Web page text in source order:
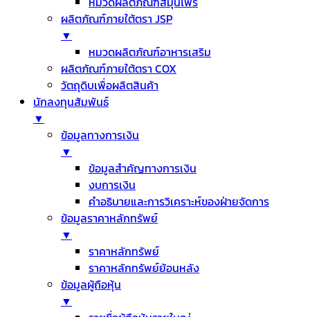
ผลิตภัณฑ์ภายใต้ตรา JSP
▼
หมวดผลิตภัณฑ์อาหารเสริม
ผลิตภัณฑ์ภายใต้ตรา COX
วัตถุดิบเพื่อผลิตสินค้า
นักลงทุนสัมพันธ์
▼
ข้อมูลทางการเงิน
▼
ข้อมูลสำคัญทางการเงิน
งบการเงิน
คำอธิบายและการวิเคราะห์ของฝ่ายจัดการ
ข้อมูลราคาหลักทรัพย์
▼
ราคาหลักทรัพย์
ราคาหลักทรัพย์ย้อนหลัง
ข้อมูลผู้ถือหุ้น
▼